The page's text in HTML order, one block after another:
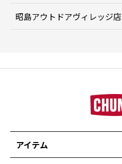
昭島アウトドアヴィレッジ店
アイテム